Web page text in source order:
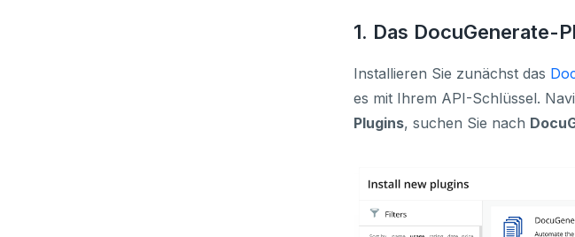
1. Das DocuGenerate-
Installieren Sie zunächst das
es mit Ihrem API-Schlüssel.
Plugins, suchen Sie nach